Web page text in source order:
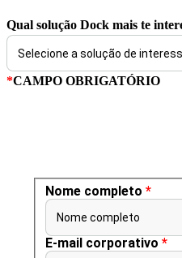
Qual solução Dock mais te
*CAMPO OBRIGATÓRIO
Nome completo *
Nome completo
E-mail corporativo *